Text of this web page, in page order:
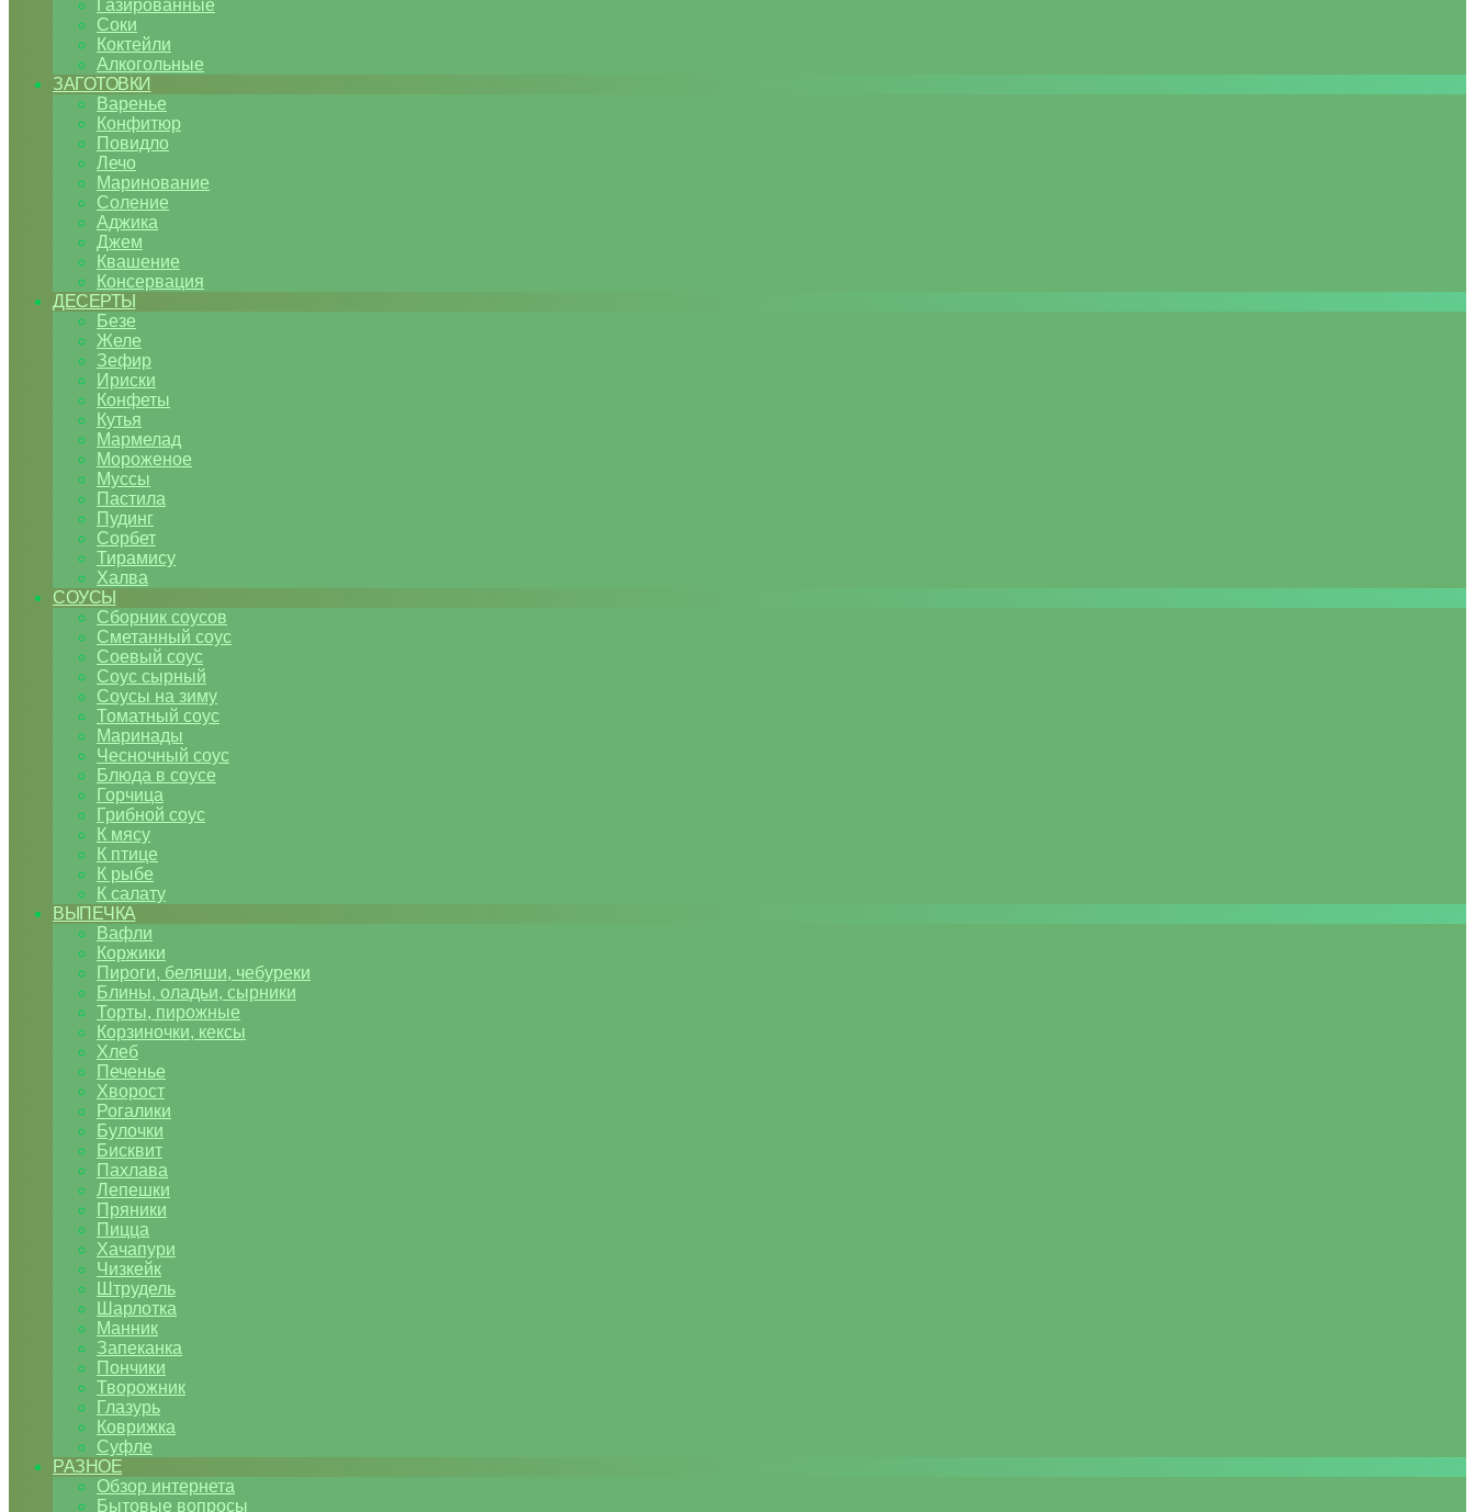
Газированные
Соки
Коктейли
Алкогольные
ЗАГОТОВКИ
Варенье
Конфитюр
Повидло
Лечо
Маринование
Соление
Аджика
Джем
Квашение
Консервация
ДЕСЕРТЫ
Безе
Желе
Зефир
Ириски
Конфеты
Кутья
Мармелад
Мороженое
Муссы
Пастила
Пудинг
Сорбет
Тирамису
Халва
СОУСЫ
Сборник соусов
Сметанный соус
Соевый соус
Соус сырный
Соусы на зиму
Томатный соус
Маринады
Чесночный соус
Блюда в соусе
Горчица
Грибной соус
К мясу
К птице
К рыбе
К салату
ВЫПЕЧКА
Вафли
Коржики
Пироги, беляши, чебуреки
Блины, оладьи, сырники
Торты, пирожные
Корзиночки, кексы
Хлеб
Печенье
Хворост
Рогалики
Булочки
Бисквит
Пахлава
Лепешки
Пряники
Пицца
Хачапури
Чизкейк
Штрудель
Шарлотка
Манник
Запеканка
Пончики
Творожник
Глазурь
Коврижка
Суфле
РАЗНОЕ
Обзор интернета
Бытовые вопросы